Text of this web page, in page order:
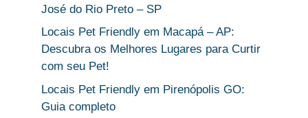
José do Rio Preto – SP
Locais Pet Friendly em Macapá – AP:
Descubra os Melhores Lugares para Curtir
com seu Pet!
Locais Pet Friendly em Pirenópolis GO:
Guia completo